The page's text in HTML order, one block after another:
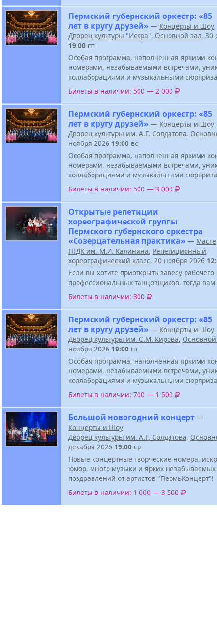
Пермский губернский оркестр: «85
лет в кругу друзей» — Концерты и Шоу
Дворец культуры "Искра", Основной зал, 30
19:00 пт
Особая программа, наполненная яркими
номерами, незабываемыми встречами,
коллаборациями и музыкальными
Билеты в наличии: 500 — 2 000
Пермский губернский оркестр: «85
лет в кругу друзей» — Концерты и Шоу
Дворец культуры им. А.Г. Солдатова,
ноября 2026 19:00 вс
Особая программа, наполненная яркими
номерами, незабываемыми встречами,
коллаборациями и музыкальными
Билеты в наличии: 500 — 3 000
Открытые репетиции
хореографической группы
Пермского губернского оркестра
«Созерцательная практика» —
ПГДК им. М.И. Калинина, Репетиционный
хореографический класс, 20 ноября 2026
Если вы хотите приоткрыть завесу рабочего
профессиональных танцовщиков, тогда
Билеты в наличии: 300
Пермский губернский оркестр: «85
лет в кругу друзей» — Концерты и Шоу
Дворец культуры им. С.М. Кирова, Основной
ноября 2026 19:00 пт
Особая программа, наполненная яркими
номерами, незабываемыми встречами,
коллаборациями и музыкальными
Билеты в наличии: 700 — 1 500
Большой новогодний концерт —
Концерты и Шоу
Дворец культуры им. А.Г. Солдатова,
декабря 2026 19:00 ср
Новые концертные творческие номера,
юмор, много музыки и ярких незабываемых
поздравлений от артистов "ПермьКонцерт"!
Билеты в наличии: 1 000 — 3 500